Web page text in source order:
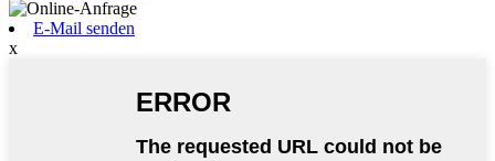
E-Mail senden
x